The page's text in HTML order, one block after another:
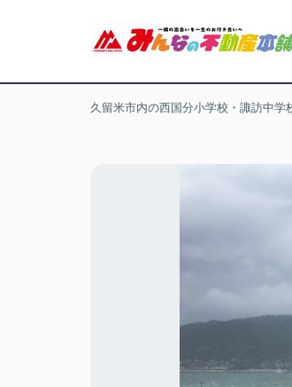
久留米市内の西国分小学校・諏訪中